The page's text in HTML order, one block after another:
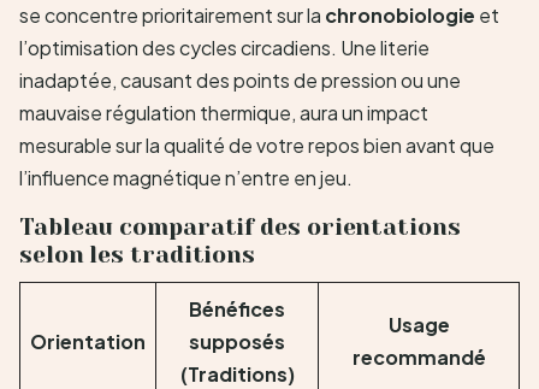
se concentre prioritairement sur la chronobiologie et
l’optimisation des cycles circadiens. Une literie
inadaptée, causant des points de pression ou une
mauvaise régulation thermique, aura un impact
mesurable sur la qualité de votre repos bien avant que
l’influence magnétique n’entre en jeu.
Tableau comparatif des orientations
selon les traditions
Orientation
Bénéfices
supposés
(Traditions)
Usage
recommandé